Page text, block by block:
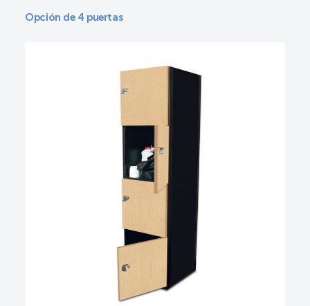
Opción de 4 puertas